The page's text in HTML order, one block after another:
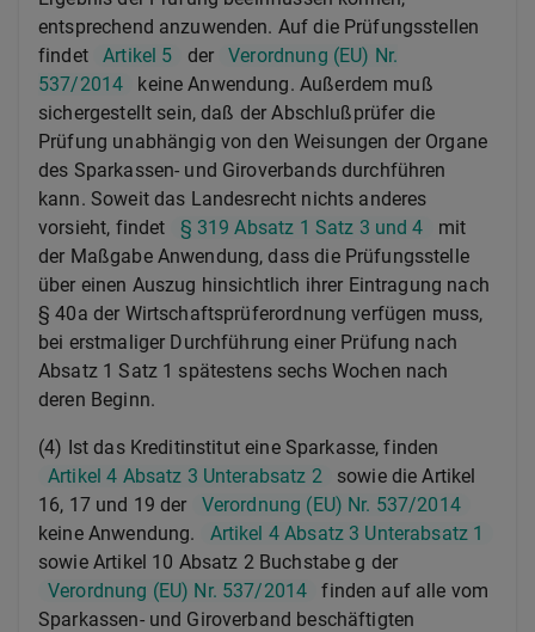
entsprechend anzuwenden. Auf die Prüfungsstellen
findet
Artikel 5 der
Verordnung (EU) Nr.
537/2014
keine Anwendung. Außerdem muß
sichergestellt sein, daß der Abschlußprüfer die
Prüfung unabhängig von den Weisungen der Organe
des Sparkassen- und Giroverbands durchführen
kann. Soweit das Landesrecht nichts anderes
vorsieht, findet
§ 319 Absatz 1 Satz 3 und 4
mit
der Maßgabe Anwendung, dass die Prüfungsstelle
über einen Auszug hinsichtlich ihrer Eintragung nach
§ 40a der Wirtschaftsprüferordnung verfügen muss,
bei erstmaliger Durchführung einer Prüfung nach
Absatz 1 Satz 1 spätestens sechs Wochen nach
deren Beginn.
(4) Ist das Kreditinstitut eine Sparkasse, finden
Artikel 4 Absatz 3 Unterabsatz 2
sowie die Artikel
16, 17 und 19 der
Verordnung (EU) Nr. 537/2014
keine Anwendung.
Artikel 4 Absatz 3 Unterabsatz 1
sowie Artikel 10 Absatz 2 Buchstabe g der
Verordnung (EU) Nr. 537/2014
finden auf alle vom
Sparkassen- und Giroverband beschäftigten